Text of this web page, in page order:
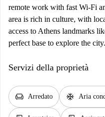
remote work with fast Wi-Fi
area is rich in culture, with
access to Athens landmarks
perfect base to explore the city.
Servizi della proprietà
chair Arredato ac_unit Aria